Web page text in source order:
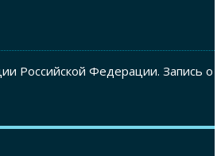
Российской Федерации. Запись о